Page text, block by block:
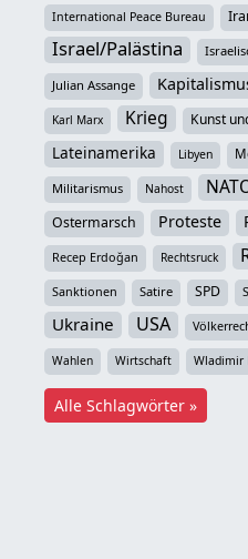
International Peace Bureau
Israel/Palästina
Julian Assange
Karl Marx Krieg Kunst
Lateinamerika Libyen
Militarismus Nahost
Ostermarsch Proteste
Recep Erdoğan Rechtsruck
Sanktionen Satire SPD
Ukraine USA
Wahlen Wirtschaft Wladimir
Alle Schlagwörter »